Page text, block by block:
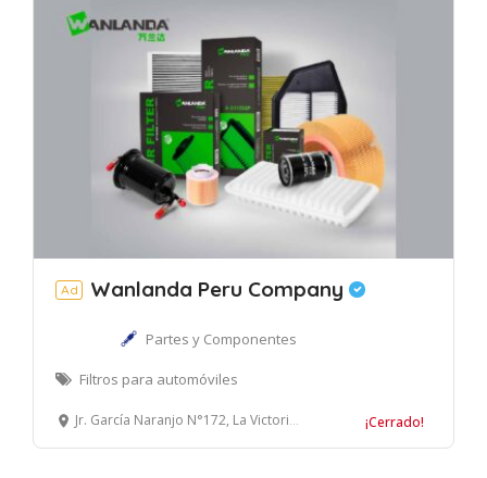
Ad Wanlanda Peru Company
Partes y Componentes
Filtros para automóviles
Jr. García Naranjo N°172, La Victoria, Lima. ¡Cerrado!